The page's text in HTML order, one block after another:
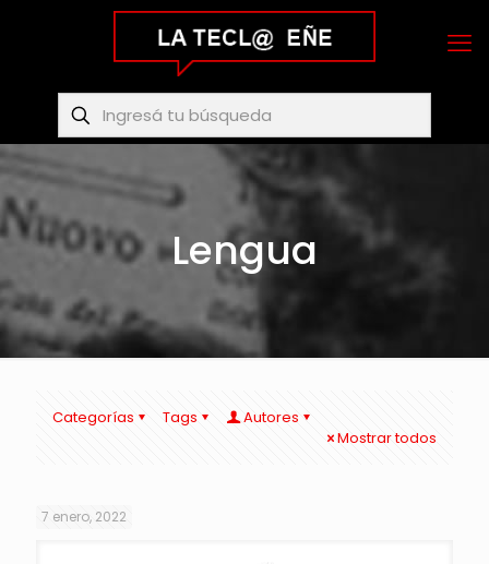
Lengua
Categorías Tags
Autores
Mostrar todos
7 enero, 2022